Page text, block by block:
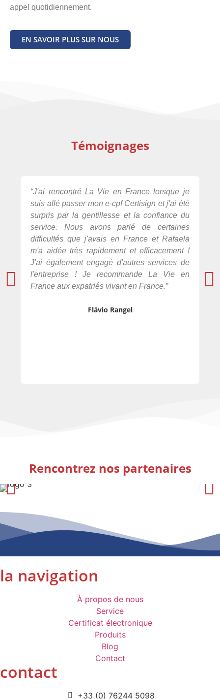
appel quotidiennement.
EN SAVOIR PLUS SUR NOUS
Témoignages
“J'ai rencontré La Vie en France lorsque je
suis allé passer mon e-cpf Certisign et j'ai été
surpris par la gentillesse et la confiance du
service. Nous avons parlé de certaines
difficultés que j'avais en France et Rafaela
m'a aidée très rapidement et efficacement !
J'ai également engagé d'autres services de
l'entreprise ! Je recommande La Vie en
France aux expatriés vivant en France.”
Flávio Rangel
Rencontrez nos partenaires
la navigation
À propos de nous
Service
Certificat électronique
Produits
Blog
Contact
contact
+33 (0) 76244 5098